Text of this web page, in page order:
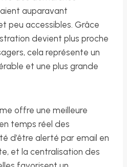
auparavant
peu accessibles. Grâce
devient plus proche
cela représente un
et une plus grande
offre une meilleure
temps réel des
d’être alerté par email en
et la centralisation des